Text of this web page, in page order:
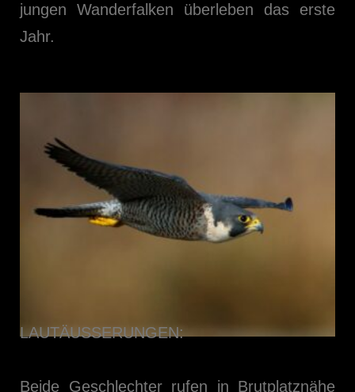
jungen Wanderfalken überleben das erste
Jahr.
LAUTÄUSSERUNGEN:
Beide Geschlechter rufen in Brutplatznähe